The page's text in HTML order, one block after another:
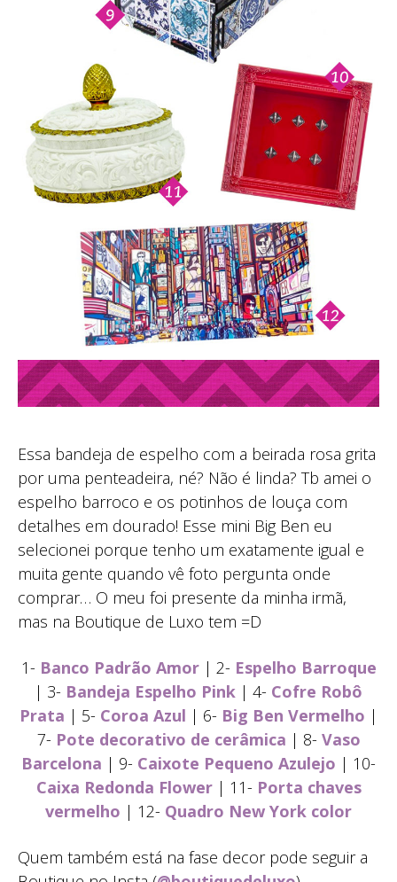
Essa bandeja de espelho com a beirada rosa grita
por uma penteadeira, né? Não é linda? Tb amei o
espelho barroco e os potinhos de louça com
detalhes em dourado! Esse mini Big Ben eu
selecionei porque tenho um exatamente igual e
muita gente quando vê foto pergunta onde
comprar… O meu foi presente da minha irmã,
mas na Boutique de Luxo tem =D
1- Banco Padrão Amor| 2- Espelho Barroque
| 3- Bandeja Espelho Pink | 4- Cofre Robô
Prata | 5- Coroa Azul | 6- Big Ben Vermelho |
7- Pote decorativo de cerâmica | 8- Vaso
Barcelona | 9- Caixote Pequeno Azulejo | 10-
Caixa Redonda Flower| 11- Porta chaves
vermelho | 12- Quadro New York color
Quem também está na fase decor pode seguir a